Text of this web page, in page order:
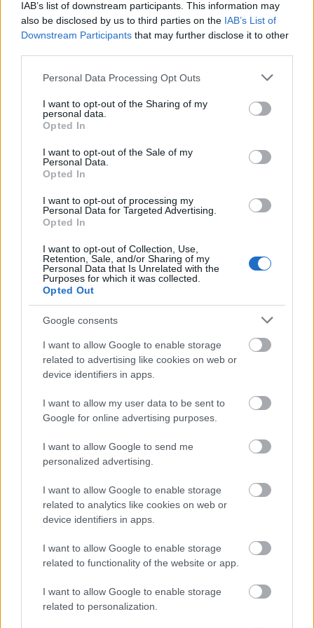
IAB’s list of downstream participants. This information may
also be disclosed by us to third parties on the IAB’s List of
Downstream Participants that may further disclose it to other
Please note that this website/app uses one or more Google
not limited to your visit or usage behaviour. You may click to
grant or deny consent to Google and its third-party tags to
use your data for below specified purposes in below Google
consent section.
Personal Data Processing Opt Outs
I want to opt-out of the Sharing of my
personal data.
Opted In
I want to opt-out of the Sale of my
Personal Data.
Opted In
I want to opt-out of processing my
Personal Data for Targeted Advertising.
Opted In
I want to opt-out of Collection, Use,
Retention, Sale, and/or Sharing of my
Personal Data that Is Unrelated with the
Purposes for which it was collected.
Opted Out
Google consents
I want to allow Google to enable storage
related to advertising like cookies on web or
device identifiers in apps.
I want to allow my user data to be sent to
Google for online advertising purposes.
I want to allow Google to send me
personalized advertising.
I want to allow Google to enable storage
related to analytics like cookies on web or
device identifiers in apps.
I want to allow Google to enable storage
related to functionality of the website or app.
I want to allow Google to enable storage
related to personalization.
Denis de Rougemot-díjat az Európai
Fesztiválok Szövetségétől.
A következő évet Bécsben töltötte, ahol
mesterkurzusokat tartott a Konzerthausban.
1996-ban ismét megkapta a Kossuth-díjat,
majd két évvel később a "zenei Nobel-díjként"
számon tartott Ernst von Siemens Stiftung
díjat.
1999-ben megkapta a Tudományért és
ben pedig a John Cag-díjat New Yorkban.
2001-ben tiszteletbeli tagjává választotta az
Amerikai Művészeti és Irodalmi Akadémia,
valamint ebben az évben megkapta a
Hölderlin-díjat is a Tübingeni Egyetemtől. A
Franciaországban, Bordeaux közelében
telepedtek le.